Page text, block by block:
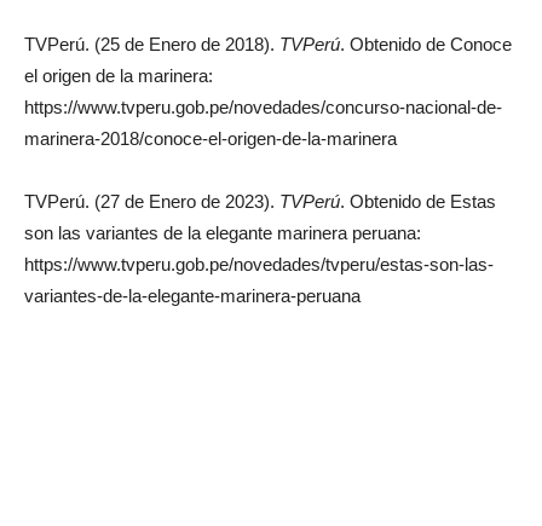
TVPerú. (25 de Enero de 2018). TVPerú. Obtenido de Conoce
el origen de la marinera:
https://www.tvperu.gob.pe/novedades/concurso-nacional-de-
marinera-2018/conoce-el-origen-de-la-marinera
TVPerú. (27 de Enero de 2023). TVPerú. Obtenido de Estas
son las variantes de la elegante marinera peruana:
https://www.tvperu.gob.pe/novedades/tvperu/estas-son-las-
variantes-de-la-elegante-marinera-peruana